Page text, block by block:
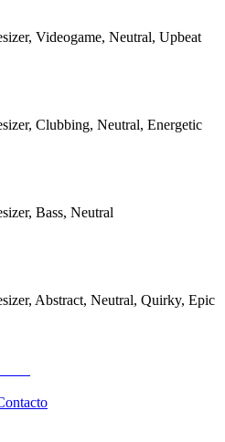
Videogame, Neutral, Upbeat
Clubbing, Neutral, Energetic
Bass, Neutral
Abstract, Neutral, Quirky, Epic